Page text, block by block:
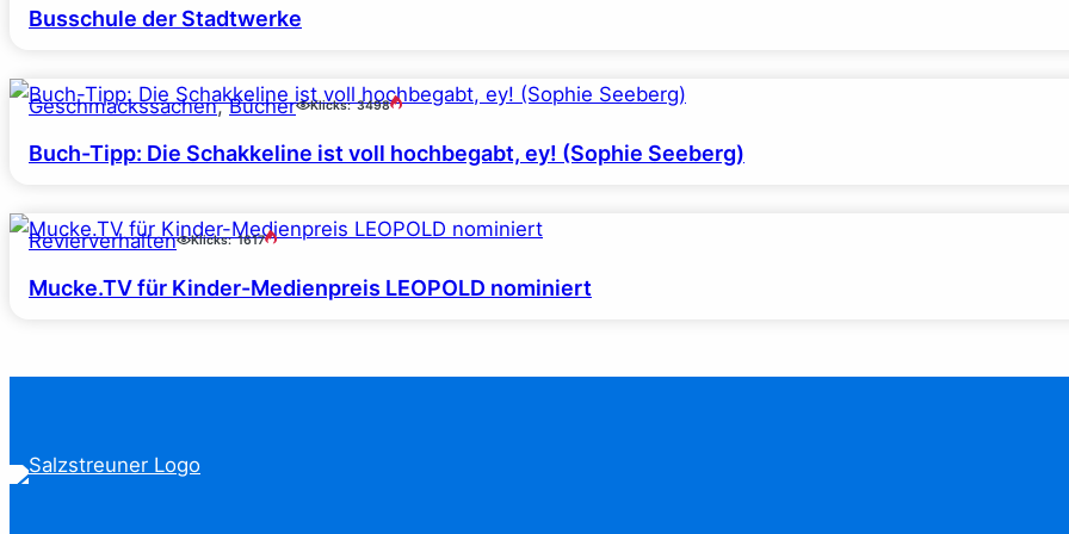
Busschule der Stadtwerke
Geschmackssachen, Bücher Klicks: 3498
Buch-Tipp: Die Schakkeline ist voll hochbegabt, ey! (Sophie Seeberg)
Revierverhalten Klicks: 1617
Mucke.TV für Kinder-Medienpreis LEOPOLD nominiert